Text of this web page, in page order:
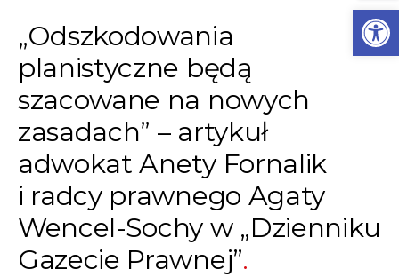
„Odszkodowania
planistyczne będą
szacowane na nowych
zasadach” – artykuł
adwokat Anety Fornalik
i radcy prawnego Agaty
Wencel-Sochy w „Dzienniku
Gazecie Prawnej”